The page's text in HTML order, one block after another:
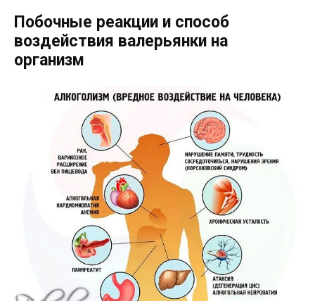
Побочные реакции и способ
воздействия валерьянки на
организм